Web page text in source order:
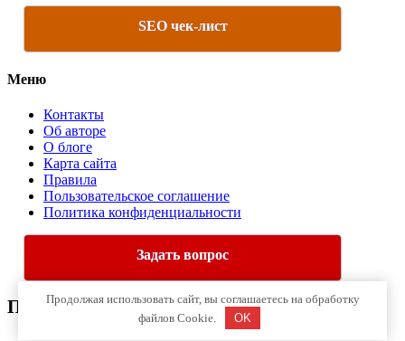
SEO чек-лист
Меню
Контакты
Об авторе
О блоге
Карта сайта
Правила
Пользовательское соглашение
Политика конфиденциальности
Задать вопрос
Про Интернет-Маркетинг
Продолжая использовать сайт, вы соглашаетесь на обработку
файлов Cookie.
OK